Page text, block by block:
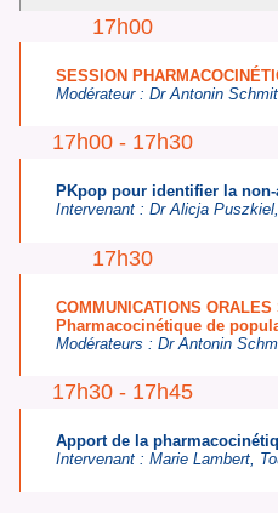
17h00
SESSION
Modérateur :Dr Antonin
17h00 - 17h30
PKpop pour identifier la non-
Intervenant :Dr Alicja Puszkiel,
17h30
COMMUNICATIONS
Pharmacocinétique de
Modérateurs :Dr Antonin
17h30 - 17h45
Apport de la
Intervenant :Marie Lambert,